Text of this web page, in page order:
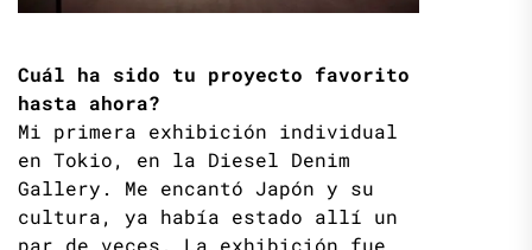
Cuál ha sido tu proyecto favorito
hasta ahora?
Mi primera exhibición individual
en Tokio, en la Diesel Denim
Gallery. Me encantó Japón y su
cultura, ya había estado allí un
par de veces. La exhibición fue